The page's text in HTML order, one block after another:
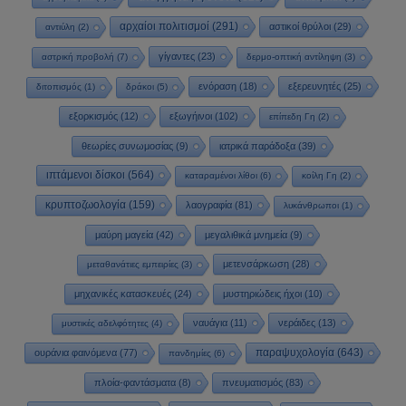
αντιύλη (2) αρχαίοι πολιτισμοί (291) αστικοί θρύλοι (29)
αστρική προβολή (7) γίγαντες (23) δερμο-οπτική αντίληψη (3)
διτοπισμός (1) δράκοι(5) ενόραση(18) εξερευνητές(25)
εξορκισμός(12) εξωγήινοι(102) επίπεδη Γη (2)
θεωρίες συνωμοσίας(9) ιατρικά παράδοξα(39)
ιπτάμενοι δίσκοι (564) καταραμένοι λίθοι (6) κοίλη Γη (2)
κρυπτοζωολογία(159) λαογραφία(81) λυκάνθρωποι(1)
μαύρη μαγεία(42) μεγαλιθικά μνημεία(9)
μεταθανάτιες εμπειρίες (3) μετενσάρκωση (28)
μηχανικές κατασκευές (24) μυστηριώδεις ήχοι (10)
μυστικές αδελφότητες (4) ναυάγια(11) νεράιδες(13)
ουράνια φαινόμενα(77) πανδημίες (6) παραψυχολογία(643)
πλοία-φαντάσματα(8) πνευματισμός(83)